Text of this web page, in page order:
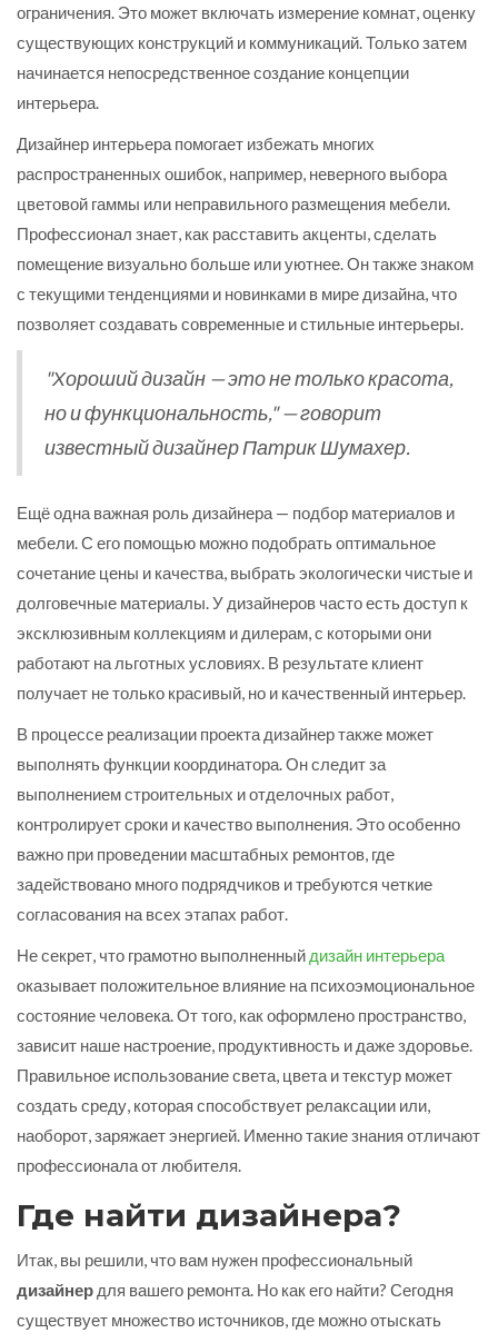
ограничения. Это может включать измерение комнат, оценку
существующих конструкций и коммуникаций. Только затем
начинается непосредственное создание концепции
интерьера.
Дизайнер интерьера помогает избежать многих
распространенных ошибок, например, неверного выбора
цветовой гаммы или неправильного размещения мебели.
Профессионал знает, как расставить акценты, сделать
помещение визуально больше или уютнее. Он также знаком
с текущими тенденциями и новинками в мире дизайна, что
позволяет создавать современные и стильные интерьеры.
"Хороший дизайн — это не только красота,
но и функциональность," — говорит
известный дизайнер Патрик Шумахер.
Ещё одна важная роль дизайнера — подбор материалов и
мебели. С его помощью можно подобрать оптимальное
сочетание цены и качества, выбрать экологически чистые и
долговечные материалы. У дизайнеров часто есть доступ к
эксклюзивным коллекциям и дилерам, с которыми они
работают на льготных условиях. В результате клиент
получает не только красивый, но и качественный интерьер.
В процессе реализации проекта дизайнер также может
выполнять функции координатора. Он следит за
выполнением строительных и отделочных работ,
контролирует сроки и качество выполнения. Это особенно
важно при проведении масштабных ремонтов, где
задействовано много подрядчиков и требуются четкие
согласования на всех этапах работ.
Не секрет, что грамотно выполненный дизайн интерьера
оказывает положительное влияние на психоэмоциональное
состояние человека. От того, как оформлено пространство,
зависит наше настроение, продуктивность и даже здоровье.
Правильное использование света, цвета и текстур может
создать среду, которая способствует релаксации или,
наоборот, заряжает энергией. Именно такие знания отличают
профессионала от любителя.
Где найти дизайнера?
Итак, вы решили, что вам нужен профессиональный
дизайнер для вашего ремонта. Но как его найти? Сегодня
существует множество источников, где можно отыскать